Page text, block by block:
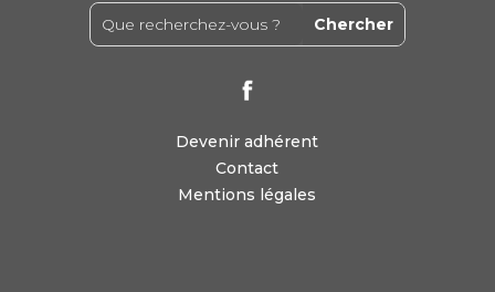
Devenir adhérent
Contact
Mentions légales